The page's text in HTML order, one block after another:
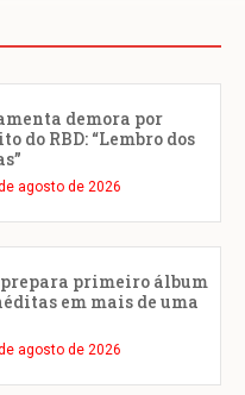
demora por
do RBD: “Lembro dos
agosto de 2026
primeiro álbum
em mais de uma
agosto de 2026